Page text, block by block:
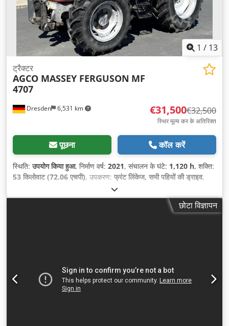
1 / 13
Dresden 6,531 km
ट्रैक्टर
AGCO MASSEY FERGUSON MF
4707
€31,500€32,500
स्थिर मूल्य कर के अतिरिक्त
पूछना कॉल करें
स्थिति:उपयोग किया हुआ, निर्माण वर्ष: 2021, संचालन के घंटे: 1,120 h, शक्ति:
53 किलोवाट (72.06 एचपी), उपकरण: फ्रंट लिंकेज, सभी पहियों की ड्राइव,
छोटा विज्ञापन